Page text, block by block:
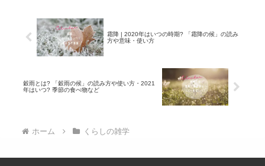
霜降 | 2020年はいつの時期? 「霜降の候」の読み
方や意味・使い方
穀雨とは? 「穀雨の候」の読み方や使い方・2021
年はいつ? 季節の食べ物など
ホーム くらしの雑学